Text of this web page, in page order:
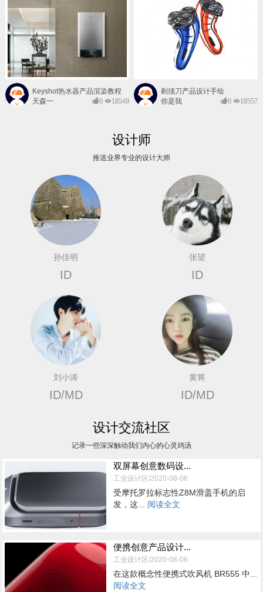
Keyshot热水器产品渲染教程
天森一
0 18549
剃须刀产品设计手绘
你是我
0 18557
设计师
推送业界专业的设计大师
孙佳明
ID
张望
ID
刘小涛
ID/MD
黄将
ID/MD
设计交流社区
记录一些深深触动我们内心的心灵鸡汤
双屏幕创意数码设...
工业设计区/2020-08-06
受摩托罗拉标志性Z8M滑盖手机的启
发，这... 阅读全文
便携创意产品设计...
工业设计区/2020-08-06
在这款概念性便携式吹风机 BR555 中...
阅读全文